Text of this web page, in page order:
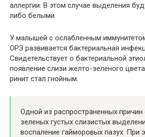
аллергии. В этом случае выделения
либо белыми.
У малышей с ослабленным
ОРЗ развивается бактериальная
Свидетельствует о бактериальной
появление слизи желто-зеленого
ринит стал гнойным.
Одной из распространенных причин
зеленых густых слизистых
воспаление гайморовых пазух. При